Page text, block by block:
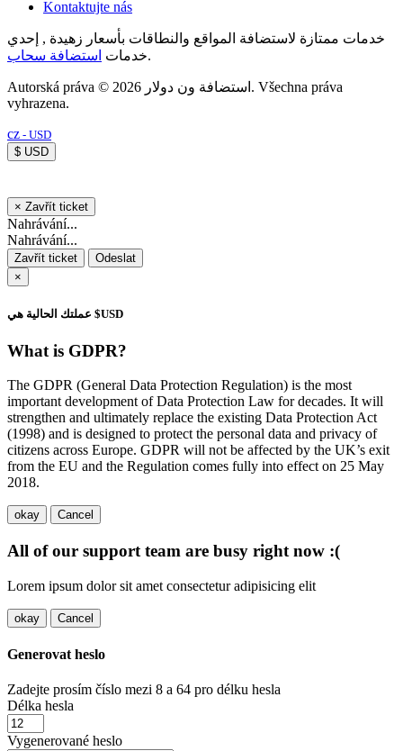
Kontaktujte nás
خدمات ممتازة لاستضافة المواقع والنطاقات بأسعار زهيدة , إحدي
خدمات استضافة سحاب .
Autorská práva © 2026 استضافة ون دولار. Všechna práva
vyhrazena.
cz - USD
$ USD
× Zavřít ticket
Nahrávání...
Nahrávání...
Zavřít ticket
Odeslat
×
عملتك الحالية هي $USD
What is GDPR?
The GDPR (General Data Protection Regulation) is the most
important development of Data Protection Law for decades. It will
strengthen and ultimately replace the existing Data Protection Act
(1998) and is designed to protect the personal data and privacy of
citizens across Europe. GDPR will not be affected by the UK’s exit
from the EU and the Regulation comes fully into effect on 25 May
2018.
okay Cancel
All of our support team are busy right now :(
Lorem ipsum dolor sit amet consectetur adipisicing elit
okay Cancel
Generovat heslo
Zadejte prosím číslo mezi 8 a 64 pro délku hesla
Délka hesla
Vygenerované heslo